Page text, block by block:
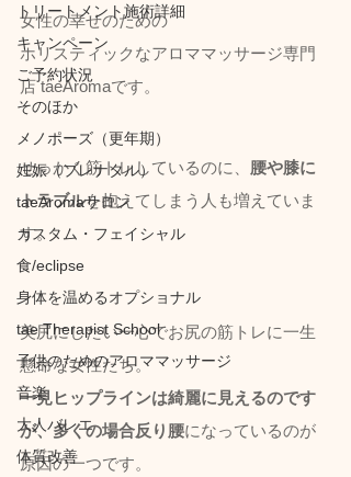
トリートメント施術詳細
キャンペーン
ご予約状況
そのほか
メノポーズ（更年期）
妊娠（プレナタル）
taeAromaサロン
カスタム・フェイシャル
食/eclipse
身体を温めるオプショナル
tae Therapist School
子供のためのアロママッサージ
音楽
大人バレエ
体質改善
女性の幸せのための
ホリスティックなアロママッサージ専門
店 taeAromaです。
せっかく筋トレしているのに、 腰や膝に
トラブルを抱えてしまう人も増えていま
す。
美尻にしたい一心でお尻の筋トレに一生
懸命な女性たち。
一見ヒップラインは綺麗に見えるのです
が、多くの場合反り腰になっているのが
原因の一つです。